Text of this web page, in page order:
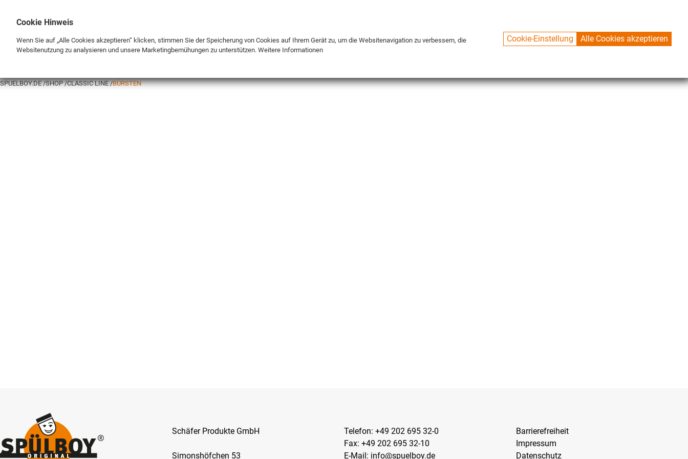
SPUELBOY.DE SHOP CLASSIC LINE BÜRSTEN
Schäfer Produkte GmbH
Simonshöfchen 53
Telefon: +49 202 695 32-0
Fax: +49 202 695 32-10
E-Mail: info@spuelboy.de
Barrierefreiheit
Impressum
Datenschutz
Cookie Hinweis
Wenn Sie auf „Alle Cookies akzeptieren“ klicken, stimmen Sie der Speicherung von Cookies auf Ihrem Gerät zu, um die Websitenavigation zu verbessern, die
Websitenutzung zu analysieren und unsere Marketingbemühungen zu unterstützen. Weitere Informationen
Cookie-Einstellung Alle Cookies akzeptieren